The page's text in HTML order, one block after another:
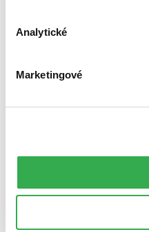
Analytické
Marketingové
Do košíka
Recenzie
#strata#priateľstvo#fantázia
Poeticko-fantazijný
predstavivosti, o bolesti
človeka a odvekej túžbe